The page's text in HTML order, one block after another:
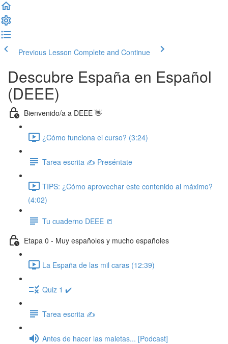
Previous Lesson Complete and Continue
Descubre España en Español
(DEEE)
Bienvenido/a a DEEE 👋
¿Cómo funciona el curso? (3:24)
Tarea escrita ✍️ Preséntate
TIPS: ¿Cómo aprovechar este contenido al máximo?
(4:02)
Tu cuaderno DEEE 📒
Etapa 0 - Muy españoles y mucho españoles
La España de las mil caras (12:39)
Quiz 1 ✔️
Tarea escrita ✍️
Antes de hacer las maletas... [Podcast]